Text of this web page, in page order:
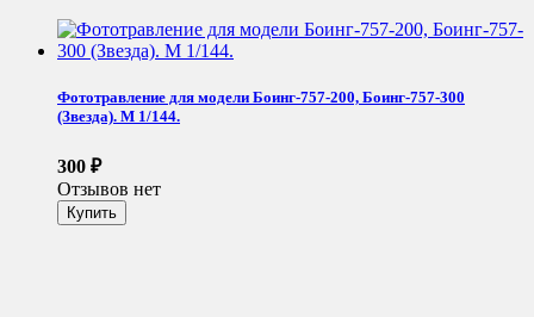
Фототравление для модели Боинг-757-200, Боинг-757-300
(Звезда). М 1/144.
300 ₽
Отзывов нет